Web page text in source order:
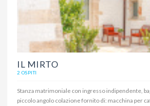
IL MIRTO
2 OSPITI
Stanza matrimoniale con ingresso indipendente,
piccolo angolo colazione fornito di: macchina per